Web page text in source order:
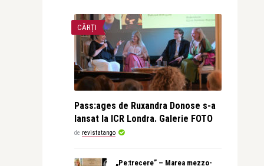
CĂRȚI
Pass:ages de Ruxandra Donose s-a
lansat la ICR Londra. Galerie FOTO
de revistatango
„Pe:trecere” – Marea mezzo-